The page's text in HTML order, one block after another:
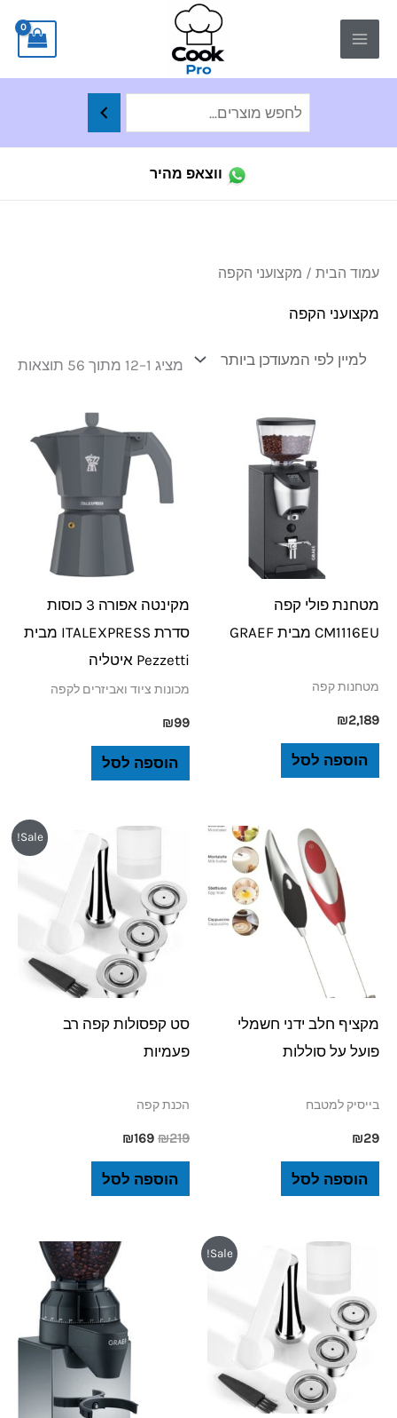
לתוכן
ווצאפ מהיר
עמוד הבית / מקצועני הקפה
מקצועני הקפה
מציג 1–12 מתוך 56 תוצאות
מטחנת פולי קפה
CM1116EU מבית GRAEF
מטחנות קפה
₪2,189
הוספה לסל
מקינטה אפורה 3 כוסות
סדרת ITALEXPRESS מבית
Pezzetti איטליה
מכונות ציוד ואביזרים לקפה
₪99
הוספה לסל
מקציף חלב ידני חשמלי
פועל על סוללות
בייסיק למטבח
₪29
הוספה לסל
Sale!
סט קפסולות קפה רב
פעמיות
הכנת קפה
₪219
המחיר
₪219.
₪169
המחיר
הנוכחי
הוא:
₪169.
הוספה לסל
Sale!
המחיר
₪219.
הנוכחי
הוא:
₪169.